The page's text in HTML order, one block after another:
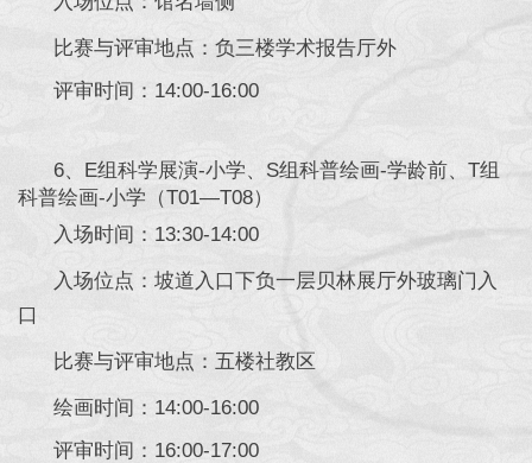
比赛与评审地点：负三楼学术报告厅外
评审时间：14:00-16:00
6、E组科学展演-小学、S组科普绘画-学龄前、T组
科普绘画-小学（T01—T08）
入场时间：13:30-14:00
入场位点：坡道入口下负一层贝林展厅外玻璃门入
口
比赛与评审地点：五楼社教区
绘画时间：14:00-16:00
评审时间：16:00-17:00